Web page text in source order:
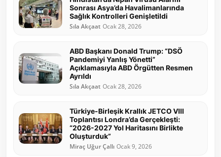
Sonrası Asya’da Havalimanlarında
Sağlık Kontrolleri Genişletildi
Sıla Akçaat Ocak 28, 2026
ABD Başkanı Donald Trump: “DSÖ
Pandemiyi Yanlış Yönetti”
Açıklamasıyla ABD Örgütten Resmen
Ayrıldı
Sıla Akçaat Ocak 28, 2026
Türkiye-Birleşik Krallık JETCO VIII
Toplantısı Londra’da Gerçekleşti:
“2026-2027 Yol Haritasını Birlikte
Oluşturduk”
Miraç Uğur Çallı Ocak 9, 2026